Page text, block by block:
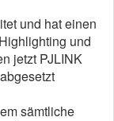
und hat einen
und
jetzt PJLINK
sämtliche